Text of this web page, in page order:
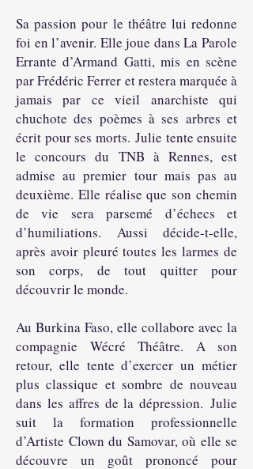
Sa passion pour le théâtre lui redonne
foi en l’avenir. Elle joue dans La Parole
Errante d’Armand Gatti, mis en scène
par Frédéric Ferrer et restera marquée à
jamais par ce vieil anarchiste qui
chuchote des poèmes à ses arbres et
écrit pour ses morts. Julie tente ensuite
le concours du TNB à Rennes, est
admise au premier tour mais pas au
deuxième. Elle réalise que son chemin
de vie sera parsemé d’échecs et
d’humiliations. Aussi décide-t-elle,
après avoir pleuré toutes les larmes de
son corps, de tout quitter pour
découvrir le monde.
Au Burkina Faso, elle collabore avec la
compagnie Wécré Théâtre. A son
retour, elle tente d’exercer un métier
plus classique et sombre de nouveau
dans les affres de la dépression. Julie
suit la formation professionnelle
d’Artiste Clown du Samovar, où elle se
découvre un goût prononcé pour